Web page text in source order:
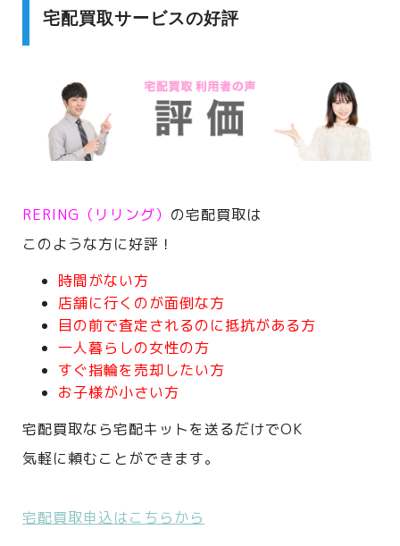
宅配買取サービスの好評
RERING（リリング） の宅配買取は
このような方に好評！
時間がない方
店舗に行くのが面倒な方
目の前で査定されるのに抵抗がある方
一人暮らしの女性の方
すぐ指輪を売却したい方
お子様が小さい方
宅配買取なら宅配キットを送るだけでOK
気軽に頼むことができます。
宅配買取申込はこちらから